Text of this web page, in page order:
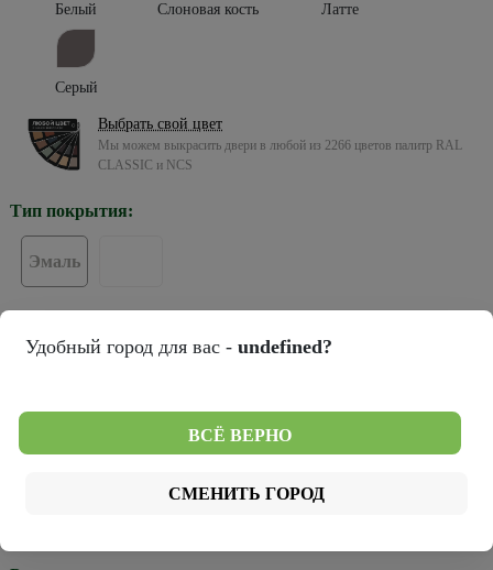
Белый Слоновая кость Латте
Серый
Выбрать свой цвет
Мы можем выкрасить двери в любой из 2266 цветов палитр RAL
CLASSIC и NCS
Тип покрытия:
Эмаль
ПГ
Цвет кромки:
Удобный город для вас - undefined?
ВСЁ ВЕРНО
СМЕНИТЬ ГОРОД